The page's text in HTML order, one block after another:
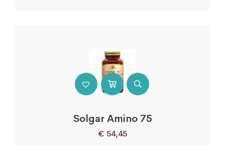
Solgar Amino 75
€ 54,45